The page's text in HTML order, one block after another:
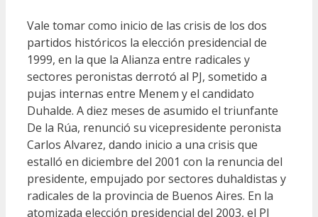
Vale tomar como inicio de las crisis de los dos
partidos históricos la elección presidencial de
1999, en la que la Alianza entre radicales y
sectores peronistas derrotó al PJ, sometido a
pujas internas entre Menem y el candidato
Duhalde. A diez meses de asumido el triunfante
De la Rúa, renunció su vicepresidente peronista
Carlos Alvarez, dando inicio a una crisis que
estalló en diciembre del 2001 con la renuncia del
presidente, empujado por sectores duhaldistas y
radicales de la provincia de Buenos Aires. En la
atomizada elección presidencial del 2003, el PJ